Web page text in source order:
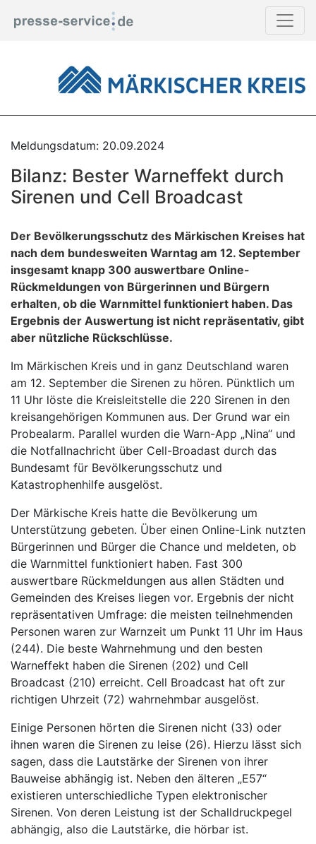
Meldungsdatum: 20.09.2024
Bilanz: Bester Warneffekt durch
Sirenen und Cell Broadcast
Der Bevölkerungsschutz des Märkischen Kreises hat
nach dem bundesweiten Warntag am 12. September
insgesamt knapp 300 auswertbare Online-
Rückmeldungen von Bürgerinnen und Bürgern
erhalten, ob die Warnmittel funktioniert haben. Das
Ergebnis der Auswertung ist nicht repräsentativ, gibt
aber nützliche Rückschlüsse.
Im Märkischen Kreis und in ganz Deutschland waren
am 12. September die Sirenen zu hören. Pünktlich um
11 Uhr löste die Kreisleitstelle die 220 Sirenen in den
kreisangehörigen Kommunen aus. Der Grund war ein
Probealarm. Parallel wurden die Warn-App „Nina“ und
die Notfallnachricht über Cell-Broadast durch das
Bundesamt für Bevölkerungsschutz und
Katastrophenhilfe ausgelöst.
Der Märkische Kreis hatte die Bevölkerung um
Unterstützung gebeten. Über einen Online-Link nutzten
Bürgerinnen und Bürger die Chance und meldeten, ob
die Warnmittel funktioniert haben. Fast 300
auswertbare Rückmeldungen aus allen Städten und
Gemeinden des Kreises liegen vor. Ergebnis der nicht
repräsentativen Umfrage: die meisten teilnehmenden
Personen waren zur Warnzeit um Punkt 11 Uhr im Haus
(244). Die beste Wahrnehmung und den besten
Warneffekt haben die Sirenen (202) und Cell
Broadcast (210) erreicht. Cell Broadcast hat oft zur
richtigen Uhrzeit (72) wahrnehmbar ausgelöst.
Einige Personen hörten die Sirenen nicht (33) oder
ihnen waren die Sirenen zu leise (26). Hierzu lässt sich
sagen, dass die Lautstärke der Sirenen von ihrer
Bauweise abhängig ist. Neben den älteren „E57“
existieren unterschiedliche Typen elektronischer
Sirenen. Von deren Leistung ist der Schalldruckpegel
abhängig, also die Lautstärke, die hörbar ist.